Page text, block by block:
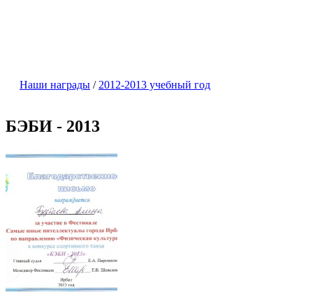
Наши награды / 2012-2013 учебный год
БЭБИ - 2013